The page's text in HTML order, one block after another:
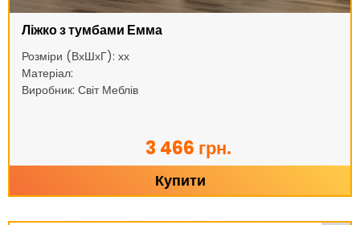
Ліжко з тумбами Емма
Розміри (ВхШхГ): хх
Матеріал:
Виробник: Світ Меблів
3 466 грн.
Купити